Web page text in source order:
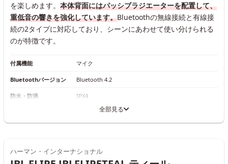
を楽しめます。 本体背面にはパッシブラジエーターを配置して、
重低音の響きを強化しています。Bluetoothの無線接続と有線接
続の2タイプに対応しており、シーンにあわせて使い分けられる
のが特徴です。
付属機能 マイク
Bluetoothバージョン Bluetooth 4.2
防水・防滴 IPX4
全部見る
ハーマン・インターナショナル